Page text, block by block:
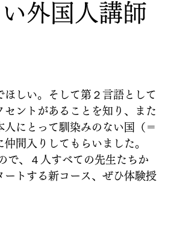
外国人講師
しい。そして第２言語として
ントがあることを知り、また
にとって馴染みのない国（＝
間入りしてもらいました。
で、４人すべての先生たちか
ートする新コース、ぜひ体験授